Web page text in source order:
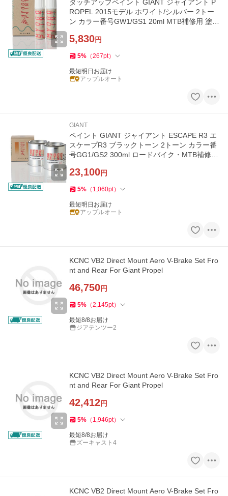
タッチアップペイント GIANT ジャイアント P
ROPEL 2015モデル ホワイト/シルバー 2トー
ン カラー番号GW1/GS1 20ml MTB補修用 塗料
5,830円
5% （267pt）
最短明日お届け
アップルオート
GIANT
ペイント GIANT ジャイアント ESCAPE R3 エ
スケープR3 ブラックトーン 2トーン カラー番
号GG1/GS2 300ml ロードバイク・MTB補修用
23,100円
5% （ 1,060pt）
最短明日お届け
アップルオート
KCNC VB2 Direct Mount Aero V-Brake Set Fro
nt and Rear For Giant Propel
46,750円
5% （2,145pt）
最短8/8お届け
ジアテンツー2
KCNC VB2 Direct Mount Aero V-Brake Set Fro
nt and Rear For Giant Propel
42,412円
5% （ 1,946pt）
最短8/8お届け
ズーキャスト4
KCNC VB2 Direct Mount Aero V-Brake Set Fro